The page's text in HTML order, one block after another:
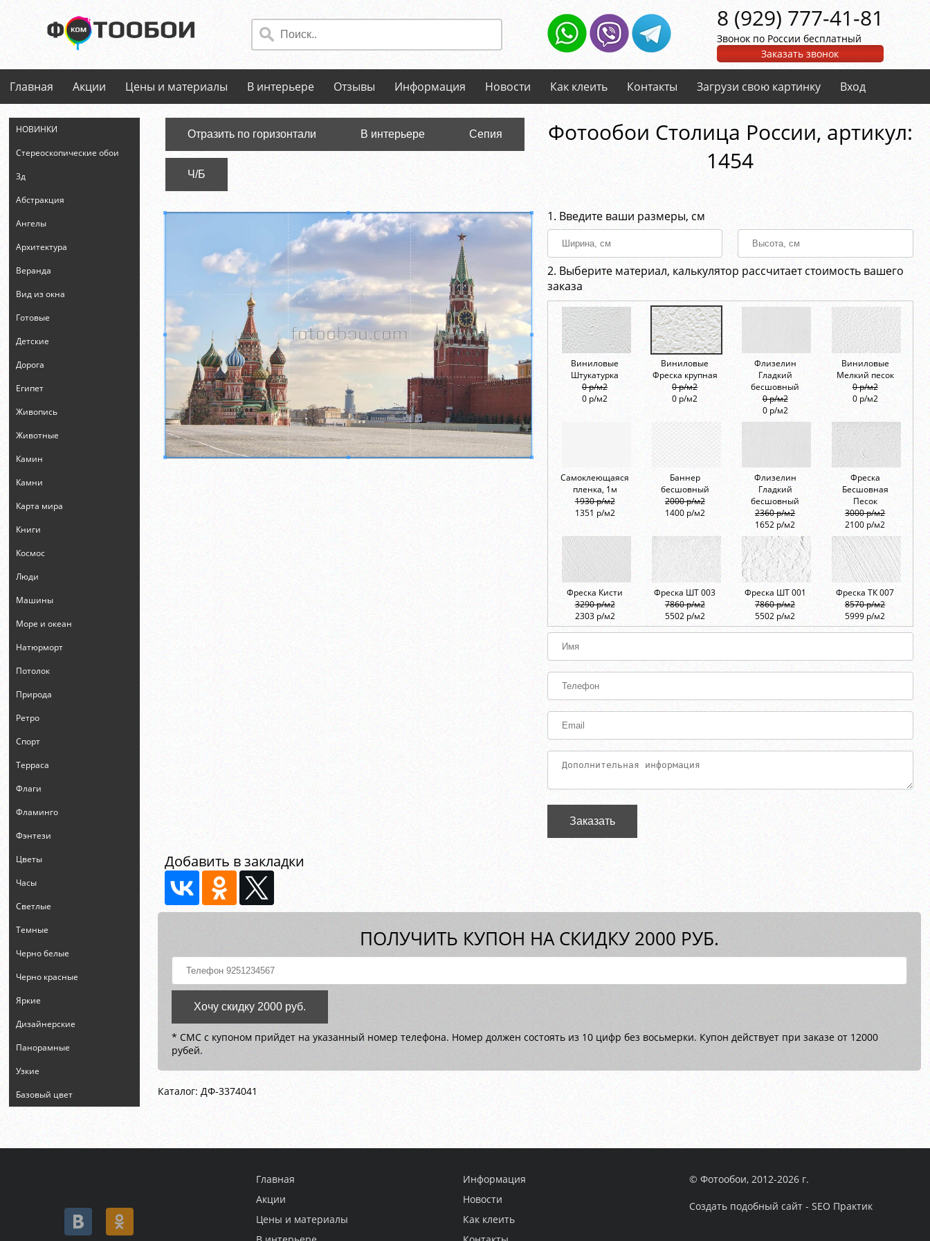
8 (929) 777-41-81
Звонок по России бесплатный
Заказать звонок
Главная Акции Цены и материалы В интерьере Отзывы Информация Новости Как клеить Контакты Загрузи свою картинку Вход
НОВИНКИ
Стереоскопические обои
3д
Абстракция
Ангелы
Архитектура
Веранда
Вид из окна
Готовые
Детские
Дорога
Египет
Живопись
Животные
Камин
Камни
Карта мира
Книги
Космос
Люди
Машины
Море и океан
Натюрморт
Потолок
Природа
Ретро
Спорт
Терраса
Флаги
Фламинго
Фэнтези
Цветы
Часы
Светлые
Темные
Черно белые
Черно красные
Яркие
Дизайнерские
Панорамные
Узкие
Базовый цвет
Отразить по горизонтали В интерьере Сепия
Ч/Б
Фотообои Столица России, aртикул:
1454
1. Введите ваши размеры, см
2. Выберите материал, калькулятор рассчитает стоимость вашего
заказа
Виниловые
Штукатурка
0 р/м2
0 р/м2
Виниловые
Фреска крупная
0 р/м2
0 р/м2
Флизелин
Гладкий
бесшовный
0 р/м2
0 р/м2
Виниловые
Мелкий песок
0 р/м2
0 р/м2
Самоклеющаяся
пленка, 1м
1930 р/м2
1351 р/м2
Баннер
бесшовный
2000 р/м2
1400 р/м2
Флизелин
Гладкий
бесшовный
2360 р/м2
1652 р/м2
Фреска
Бесшовная
Песок
3000 р/м2
2100 р/м2
Фреска Кисти
3290 р/м2
2303 р/м2
Фреска ШТ 003
7860 р/м2
5502 р/м2
Фреска ШТ 001
7860 р/м2
5502 р/м2
Фреска ТК 007
8570 р/м2
5999 р/м2
Заказать
Добавить в закладки
ПОЛУЧИТЬ КУПОН НА СКИДКУ 2000 РУБ.
Хочу скидку 2000 руб.
* СМС с купоном прийдет на указанный номер телефона. Номер должен состоять из 10 цифр без восьмерки. Купон действует при заказе от 12000
рубей.
Каталог: ДФ-3374041
Главная
Акции
Цены и материалы
Информация
Новости
Как клеить
© Фотообои, 2012-2026 г.
Создать подобный сайт - SEO Практик